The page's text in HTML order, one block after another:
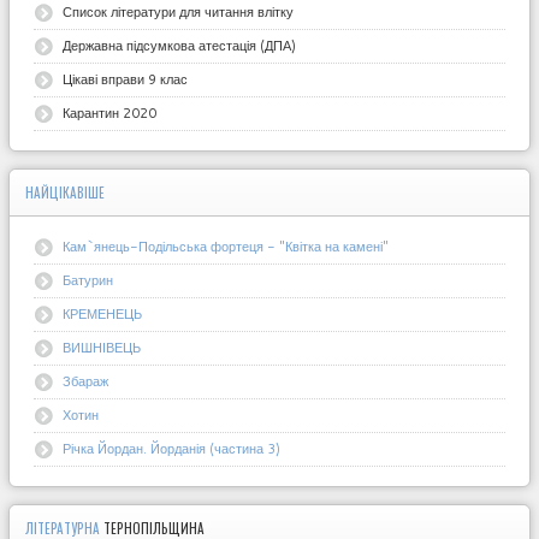
Список літератури для читання влітку
Державна підсумкова атестація (ДПА)
Цікаві вправи 9 клас
Карантин 2020
НАЙЦІКАВІШЕ
Кам`янець-Подільська фортеця - "Квітка на камені"
Батурин
КРЕМЕНЕЦЬ
ВИШНІВЕЦЬ
Збараж
Хотин
Річка Йордан. Йорданія (частина 3)
ЛІТЕРАТУРНА ТЕРНОПІЛЬЩИНА